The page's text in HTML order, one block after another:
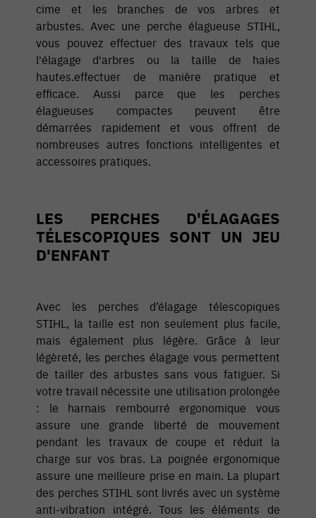
cime et les branches de vos arbres et
arbustes. Avec une perche élagueuse STIHL,
vous pouvez effectuer des travaux tels que
l'élagage d'arbres ou la taille de haies
hautes.effectuer de manière pratique et
efficace. Aussi parce que les perches
élagueuses compactes peuvent être
démarrées rapidement et vous offrent de
nombreuses autres fonctions intelligentes et
accessoires pratiques.
LES PERCHES D'ÉLAGAGES
TÉLESCOPIQUES SONT UN JEU
D'ENFANT
Avec les perches d’élagage télescopiques
STIHL, la taille est non seulement plus facile,
mais également plus légère. Grâce à leur
légèreté, les perches élagage vous permettent
de tailler des arbustes sans vous fatiguer. Si
votre travail nécessite une utilisation prolongée
: le harnais rembourré ergonomique vous
assure une grande liberté de mouvement
pendant les travaux de coupe et réduit la
charge sur vos bras. La poignée ergonomique
assure une meilleure prise en main. La plupart
des perches STIHL sont livrés avec un système
anti-vibration intégré. Tous les éléments de